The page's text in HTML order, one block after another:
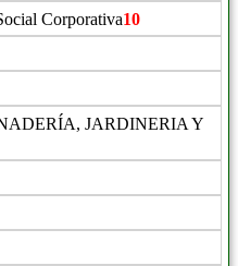
Corporativa10
JARDINERIA Y